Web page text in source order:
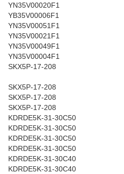
YN35V00020F1
YB35V00006F1
YN35V00051F1
YN35V00021F1
YN35V00049F1
YN35V00004F1
SKX5P-17-208
SKX5P-17-208
SKX5P-17-208
SKX5P-17-208
KDRDE5K-31-30C50
KDRDE5K-31-30C50
KDRDE5K-31-30C50
KDRDE5K-31-30C50
KDRDE5K-31-30C40
KDRDE5K-31-30C40